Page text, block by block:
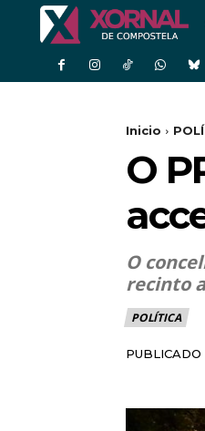
Inicio
O
O
recinto
POLÍTICA
PUBLICADO